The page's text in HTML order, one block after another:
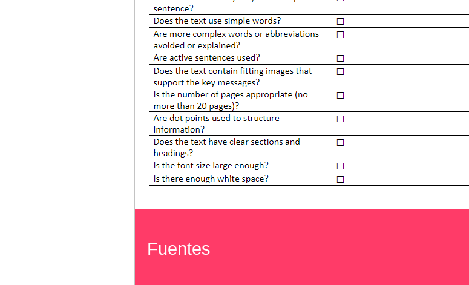
Fuentes